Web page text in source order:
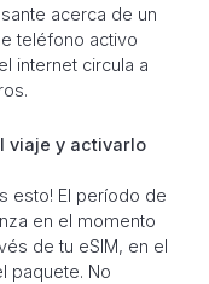
acerca de un
teléfono activo
internet circula a
viaje y activarlo
esto! El período de
en el momento
de tu eSIM, en el
paquete. No